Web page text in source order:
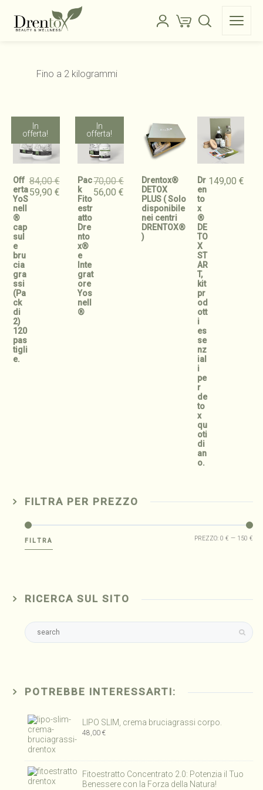
Fino a 2 kilogrammi
In
offerta!
Off
erta
YoS
nell
®
cap
sul
e
bru
cia
gra
ssi
(Pa
ck
di
2)
120
pas
tigli
e.
84,00€
Il
59,90 €Il
prezzo
attuale
59,90 €.
In
offerta!
Pac
k
Fito
estr
atto
Dre
nto
x®
e
Inte
grat
ore
Yos
nell
®
70,00€
Il
56,00€
prezzo
attuale
56,00 €.
Drentox®
DETOX
PLUS ( Solo
disponibile
nei centri
DRENTOX®
)
Dr
en
to
x
®
DE
TO
X
ST
AR
T,
kit
pr
od
ott
i
es
se
nz
ial
i
pe
r
de
to
x
qu
oti
di
an
o.
149,00€
FILTRA PER PREZZO
FILTRA PREZZO:0 € — 150 €
RICERCA SUL SITO
POTREBBE INTERESSARTI:
LIPO SLIM, crema bruciagrassi corpo.
48,00 €
Fitoestratto Concentrato 2.0: Potenzia il Tuo
Benessere con la Forza della Natura!